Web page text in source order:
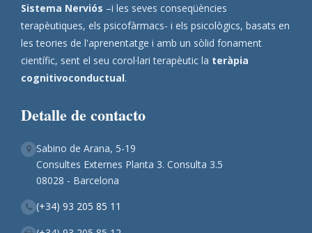
Sistema Nerviós –i les seves conseqüències
terapèutiques, els psicofàrmacs- i els psicològics, basats en
les teories de l'aprenentatge i amb un sòlid fonament
científic, sent el seu corol·lari terapèutic la teràpia
cognitivoconductual.
Detalle de contacto
Sabino de Arana, 5-19
Consultes Externes Planta 3. Consulta 3.5
08028 - Barcelona
(+34) 93 205 85 11